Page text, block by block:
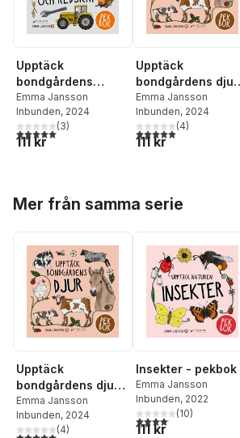
Upptäck
bondgårdens
maskiner och
redskap
Emma Jansson
Inbunden, 2024
5,0utav 5 stjärnor. Totalt antal röster:
(3)
111 kr
Upptäck
bondgårdens djur
pekbok
Emma Jansson
Inbunden, 2024
5,0utav 5 stjärnor.
(4)
111 kr
Mer från samma serie
Upptäck
bondgårdens djur -
pekbok
Emma Jansson
Inbunden, 2024
5,0utav 5 stjärnor. Totalt antal röster:
(4)
Insekter - pekbok
Emma Jansson
Inbunden, 2022
4,1utav 5 stjärnor.
(10)
111 kr